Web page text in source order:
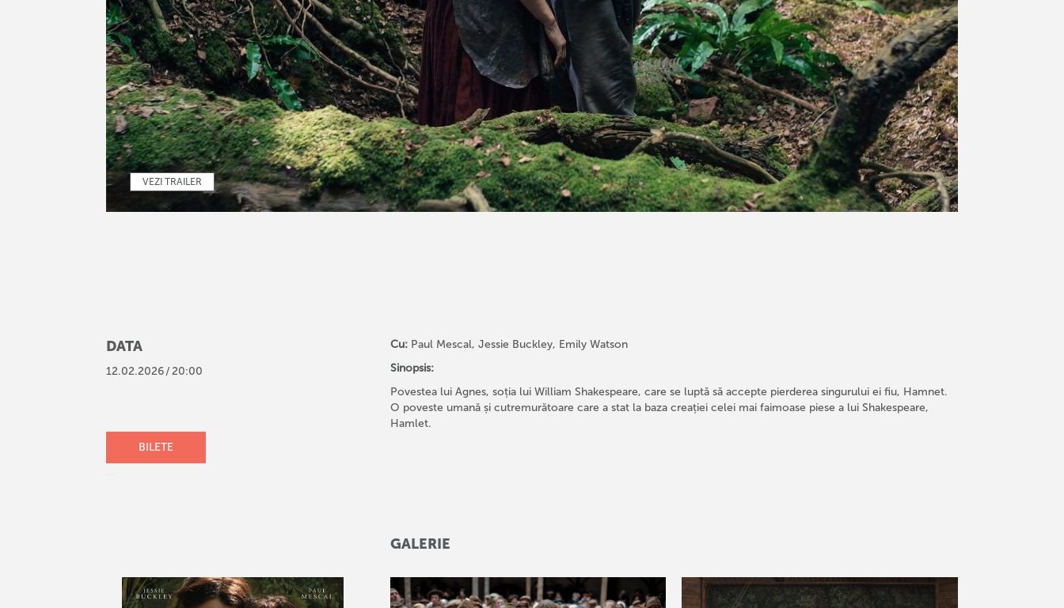
VEZI TRAILER
DATA
12.02.2026/20:00
BILETE
Cu:Paul Mescal, Jessie Buckley, Emily Watson
Sinopsis:
Povestea lui Agnes, soția lui William Shakespeare, care se luptă să accepte pierderea singurului ei fiu, Hamnet.
O poveste umană și cutremurătoare care a stat la baza creației celei mai faimoase piese a lui Shakespeare,
Hamlet.
GALERIE